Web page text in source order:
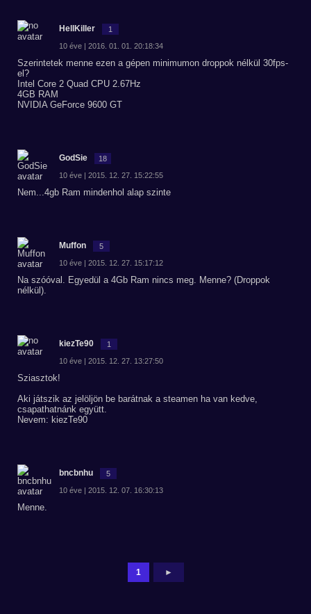
HellKiller 1
10 éve | 2016. 01. 01. 20:18:34
Szerintetek menne ezen a gépen minimumon droppok nélkül 30fps-
el?
Intel Core 2 Quad CPU 2.67Hz
4GB RAM
NVIDIA GeForce 9600 GT
GodSie 18
10 éve | 2015. 12. 27. 15:22:55
Nem...4gb Ram mindenhol alap szinte
Muffon 5
10 éve | 2015. 12. 27. 15:17:12
Na szóóval. Egyedül a 4Gb Ram nincs meg. Menne? (Droppok
nélkül).
kiezTe90 1
10 éve | 2015. 12. 27. 13:27:50
Sziasztok!
Aki játszik az jelöljön be barátnak a steamen ha van kedve,
csapathatnánk együtt.
Nevem: kiezTe90
bncbnhu 5
10 éve | 2015. 12. 07. 16:30:13
Menne.
1 ►